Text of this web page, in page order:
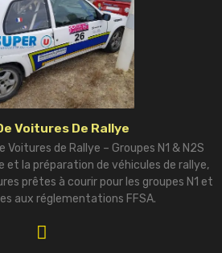
Voitures De Rallye
de Rallye – Groupes N1 & N2S
et la préparation de véhicules de rallye,
prêtes à courir pour les groupes N1 et
aux réglementations FFSA.